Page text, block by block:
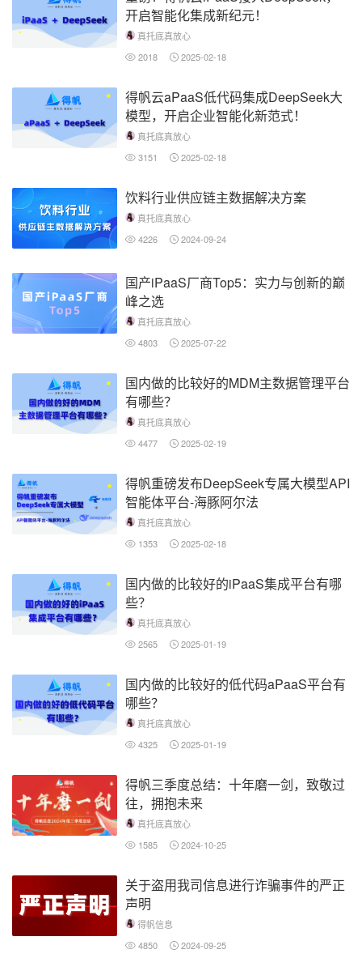
开启智能化集成新纪元！
真托底真放心
2018
2025-02-18
得帆云aPaaS低代码集成DeepSeek大
模型，开启企业智能化新范式！
真托底真放心
3151
2025-02-18
饮料行业供应链主数据解决方案
真托底真放心
4226
2024-09-24
国产iPaaS厂商Top5：实力与创新的巅
峰之选
真托底真放心
4803
2025-07-22
国内做的比较好的MDM主数据管理平台
有哪些？
真托底真放心
4477
2025-02-19
得帆重磅发布DeepSeek专属大模型API
智能体平台-海豚阿尔法
真托底真放心
1353
2025-02-18
国内做的比较好的iPaaS集成平台有哪
些？
真托底真放心
2565
2025-01-19
国内做的比较好的低代码aPaaS平台有
哪些？
真托底真放心
4325
2025-01-19
得帆三季度总结：十年磨一剑，致敬过
往，拥抱未来
真托底真放心
1585
2024-10-25
关于盗用我司信息进行诈骗事件的严正
声明
得帆信息
4850
2024-09-25